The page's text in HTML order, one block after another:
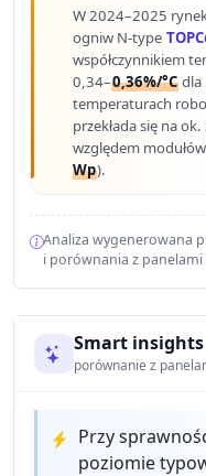
W 2024–2025
ogniw N-type
współczynnikiem
0,34–0,36%/°C dla
temperaturach
przekłada się na ok.
względem
Wp).
Analiza wygenerowana
i porównania z
Smart insights
porównanie z
Przy
poziomie